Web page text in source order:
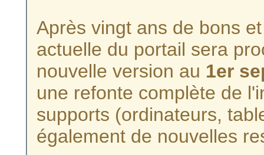
Après vingt ans de bons
actuelle du portail sera
nouvelle version au 1er
une refonte complète de
supports (ordinateurs,
également de nouvelles